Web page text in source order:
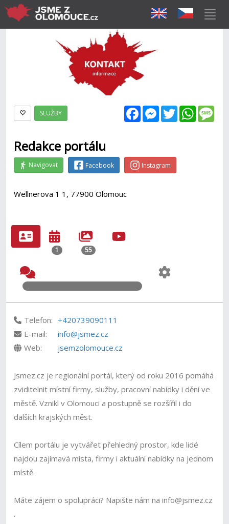
FacebookMessenger
Twitter
SLUŽBY
Redakce portálu
Navigovat Facebook Instagram
Wellnerova 1 1, 77900 Olomouc
1 55
Telefon: +420739090111
E-mail:
info@jsmez.cz
Web:
jsemzolomouce.cz
Jsmez.cz je regionální portál, který od roku 2016 pomáhá
zviditelnit místní firmy, služby, pracovní nabídky i dění ve
městě. Vznikl v Olomouci a postupně se rozšířil i do
dalších krajských měst.
Cílem portálu je vytvářet přehledný prostor, kde lidé
najdou zajímavá místa, firmy i aktuální nabídky na jednom
místě.
Máte zájem o spolupráci? Napište nám na info@jsmez.cz
.